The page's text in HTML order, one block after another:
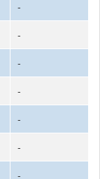
-
-
-
-
-
-
-